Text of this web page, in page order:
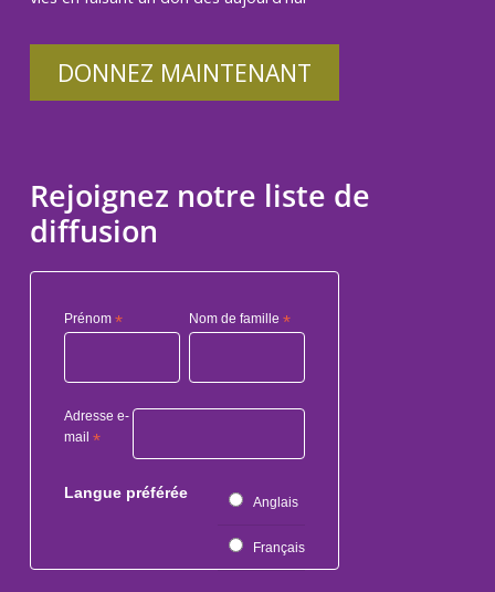
DONNEZ MAINTENANT
Rejoignez notre liste de
diffusion
Prénom * Nom de famille*
Adresse e-
mail *
Langue préférée
Anglais
Français